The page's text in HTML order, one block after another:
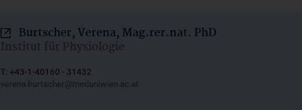
Burtscher, Verena, Mag.rer.nat. PhD
Institut für Physiologie
T: +43-1-40160 - 31432
verena.burtscher@meduniwien.ac.at